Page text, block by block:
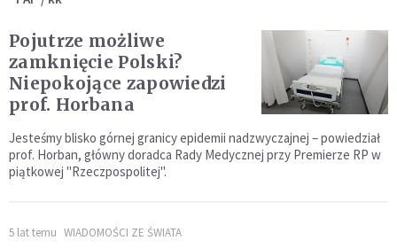
Pojutrze możliwe
zamknięcie Polski?
Niepokojące zapowiedzi
prof. Horbana
Jesteśmy blisko górnej granicy epidemii nadzwyczajnej – powiedział
prof. Horban, główny doradca Rady Medycznej przy Premierze RP w
piątkowej "Rzeczpospolitej".
5 lat temu WIADOMOŚCI ZE ŚWIATA